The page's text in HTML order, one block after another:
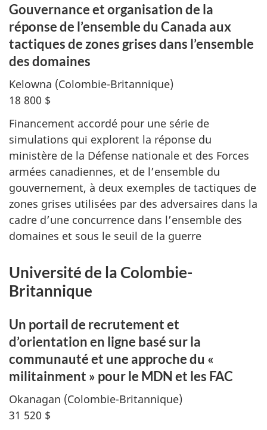
Gouvernance et organisation de la
réponse de l’ensemble du Canada aux
tactiques de zones grises dans l’ensemble
des domaines
Kelowna (Colombie-Britannique)
18 800 $
Financement accordé pour une série de
simulations qui explorent la réponse du
ministère de la Défense nationale et des Forces
armées canadiennes, et de l’ensemble du
gouvernement, à deux exemples de tactiques de
zones grises utilisées par des adversaires dans la
cadre d’une concurrence dans l’ensemble des
domaines et sous le seuil de la guerre
Université de la Colombie-
Britannique
Un portail de recrutement et
d’orientation en ligne basé sur la
communauté et une approche du «
militainment » pour le MDN et les FAC
Okanagan (Colombie-Britannique)
31 520 $